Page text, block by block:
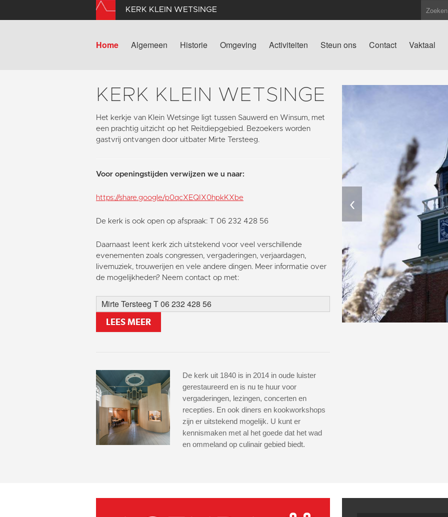
KERK KLEIN WETSINGE
Home Algemeen Historie Omgeving Activiteiten Steun ons Contact Vaktaal
KERK KLEIN WETSINGE
Het kerkje van Klein Wetsinge ligt tussen Sauwerd en Winsum, met
een prachtig uitzicht op het Reitdiepgebied. Bezoekers worden
gastvrij ontvangen door uitbater Mirte Tersteeg.
Voor openingstijden verwijzen we u naar:
https://share.google/p0qcXEQIX0hpkKXbe
De kerk is ook open op afspraak: T 06 232 428 56
Daarnaast leent kerk zich uitstekend voor veel verschillende
evenementen zoals congressen, vergaderingen, verjaardagen,
livemuziek, trouwerijen en vele andere dingen. Meer informatie over
de mogelijkheden? Neem contact op met:
Mirte Tersteeg T 06 232 428 56
LEES MEER
De kerk uit 1840 is in 2014 in oude luister
gerestaureerd en is nu te huur voor
vergaderingen, lezingen, concerten en
recepties. En ook diners en kookworkshops
zijn er uitstekend mogelijk. U kunt er
kennismaken met al het goede dat het wad
en ommeland op culinair gebied biedt.
‹